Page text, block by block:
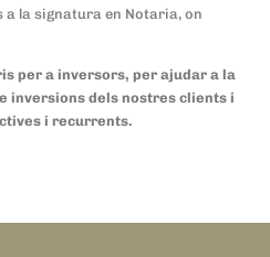
la signatura en Notaria, on
per a inversors, per ajudar a la
inversions dels nostres clients i
i recurrents.